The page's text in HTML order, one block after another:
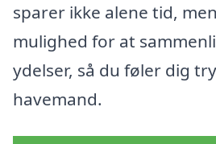
sparer ikke alene tid,
mulighed for at
ydelser, så du føler dig
havemand.